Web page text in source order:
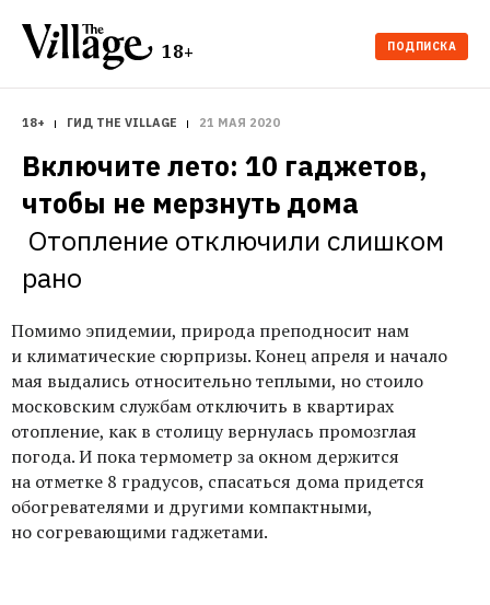
18+ ПОДПИСКА
18+ ГИД THE VILLAGE 21 МАЯ 2020
Включите лето: 10 гаджетов,
Отопление отключили слишком
Помимо эпидемии, природа преподносит нам
и климатические сюрпризы. Конец апреля и начало
мая выдались относительно теплыми, но стоило
московским службам отключить в квартирах
отопление, как в столицу вернулась промозглая
погода. И пока термометр за окном держится
на отметке 8 градусов, спасаться дома придется
обогревателями и другими компактными,
но согревающими гаджетами.